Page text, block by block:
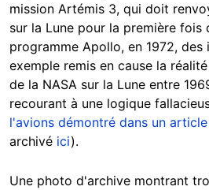
mission Artémis 3, qui doit
sur la Lune pour la première fois
programme Apollo, en 1972,
exemple remis en cause la
de la NASA sur la Lune entre
recourant à une logique
l'avions démontré dans un
archivé ici).
Une photo d'archive montrant